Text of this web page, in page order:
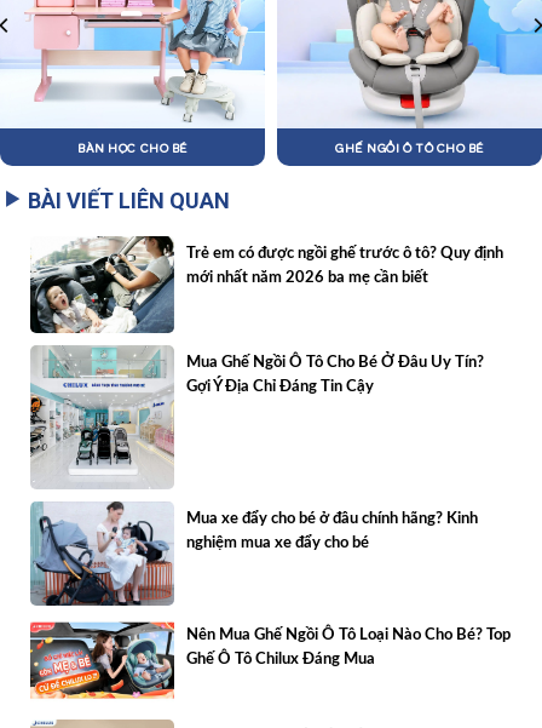
BÀN HỌC CHO BÉ GHẾ NGỒI Ô TÔ CHO BÉ
BÀI VIẾT LIÊN QUAN
Trẻ em có được ngồi ghế trước ô tô? Quy định
mới nhất năm 2026 ba mẹ cần biết
Mua Ghế Ngồi Ô Tô Cho Bé Ở Đâu Uy Tín?
Gợi Ý Địa Chỉ Đáng Tin Cậy
Mua xe đẩy cho bé ở đâu chính hãng? Kinh
nghiệm mua xe đẩy cho bé
Nên Mua Ghế Ngồi Ô Tô Loại Nào Cho Bé? Top
Ghế Ô Tô Chilux Đáng Mua